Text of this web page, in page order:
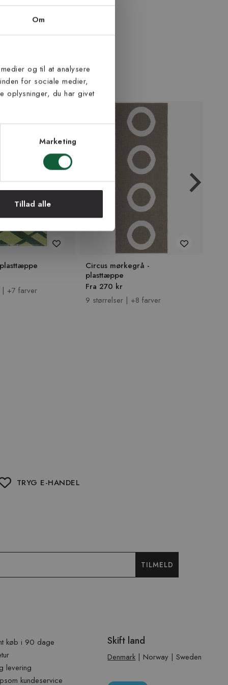
Om
og til at analysere
for sociale medier,
oplysninger, du har givet
Marketing
Tillad alle
+7 farver
Circus mørkegrå -
plasttæppe
Fra 270 kr
9 størrelser | +8 farver
TRYG E-HANDEL
TILMELD
køb i 90 dage
levering
kundeservice
Skift land
Denmark | Norway |Sweden